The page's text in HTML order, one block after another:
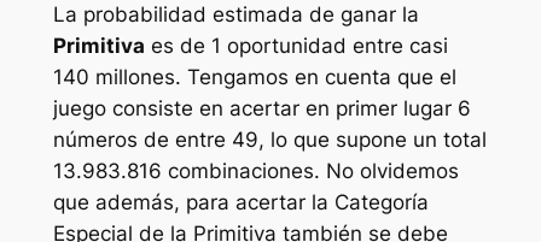
La probabilidad estimada de ganar la
Primitiva es de 1 oportunidad entre casi
140 millones. Tengamos en cuenta que el
juego consiste en acertar en primer lugar 6
números de entre 49, lo que supone un total
13.983.816 combinaciones. No olvidemos
que además, para acertar la Categoría
Especial de la Primitiva también se debe